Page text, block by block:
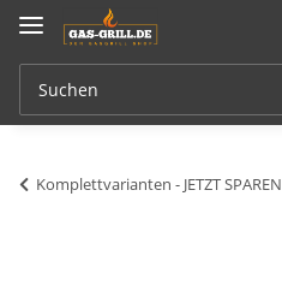
Komplettvarianten - JETZT SPAREN